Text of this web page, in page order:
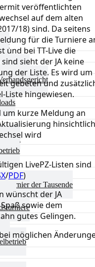
der Tausende
veröffentlichten
auf dem alten
18) sind. Da seitens
für die Turniere
und bei TT-Live die
sieht der JA keine
der Liste. Es wird um
gebeten und
Liste hingewiesen.
kurze Meldung an
hinsichtlich
wird
LivePZ-Listen sind
/PDF)
wünscht der JA
sowie dem
gutes Gelingen.
möglichen